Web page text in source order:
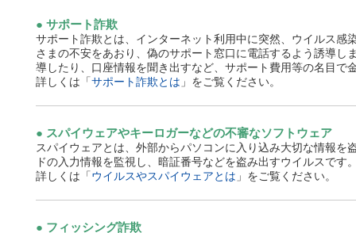
サポート詐欺
サポート詐欺とは、インターネット利用中に突然、ウイルス
さまの不安をあおり、偽のサポート窓口に電話するよう誘導
導したり、口座情報を聞き出すなど、サポート費用等の名目で
詳しくは「サポート詐欺とは 」をご覧ください。
スパイウェアやキーロガーなどの不審なソフトウェア
スパイウェアとは、外部からパソコンに入り込み大切な情報
ドの入力情報を監視し、暗証番号などを盗み出すウイルスです
詳しくは「ウイルスやスパイウェアとは 」をご覧ください。
フィッシング詐欺